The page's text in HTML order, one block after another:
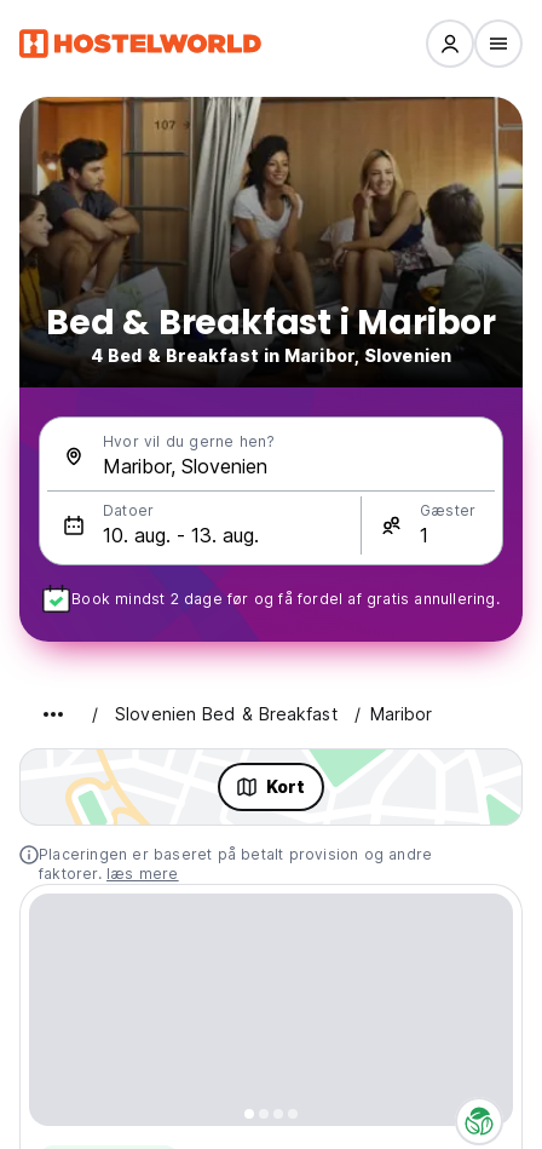
Bed & Breakfast i Maribor
4 Bed & Breakfast in Maribor, Slovenien
Hvor vil du gerne hen?
Datoer Gæster
Book mindst 2 dage før og få fordel af gratis annullering.
Slovenien Bed & Breakfast Maribor
Kort
Placeringen er baseret på betalt provision og andre
faktorer. læs mere